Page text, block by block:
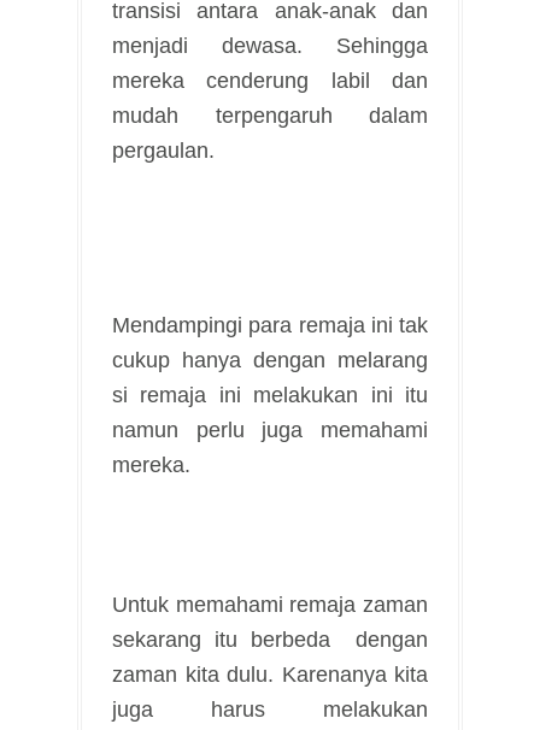
transisi antara anak-anak dan
menjadi dewasa. Sehingga
mereka cenderung labil dan
mudah terpengaruh dalam
pergaulan.
Mendampingi para remaja ini tak
cukup hanya dengan melarang
si remaja ini melakukan ini itu
namun perlu juga memahami
mereka.
Untuk memahami remaja zaman
sekarang itu berbeda dengan
zaman kita dulu. Karenanya kita
juga harus melakukan